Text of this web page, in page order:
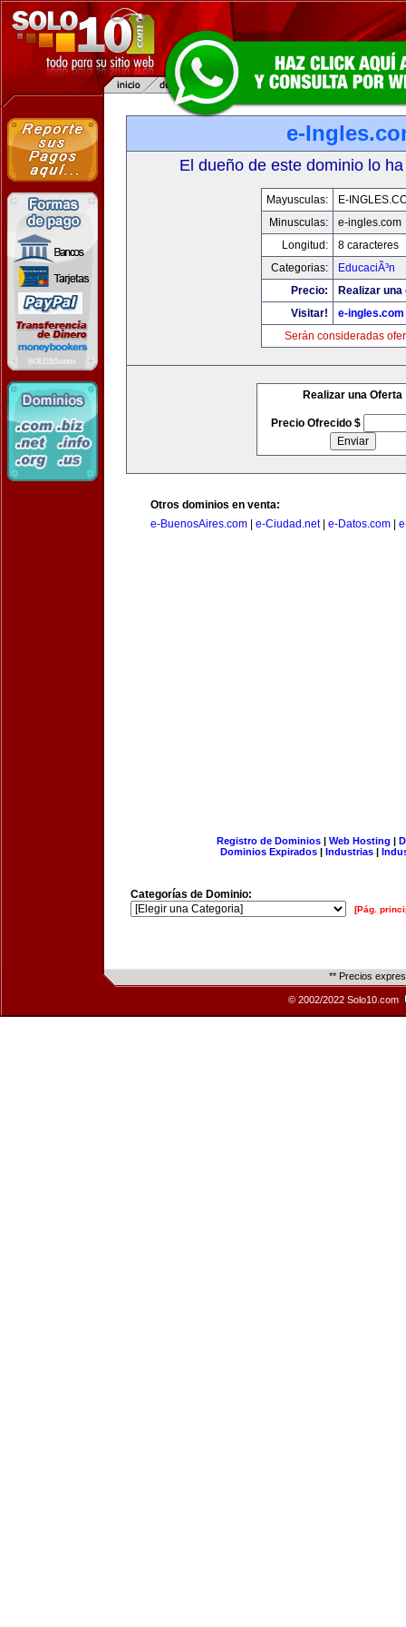
e-
El dueño de este dominio lo
Mayusculas:
E-
Minusculas:
e-ingles.com
Longitud:
8 caracteres
Categorias:
EducaciÃ³n
Precio:
Realizar
Visitar!
e-ingles.com
Serán consideradas
Realizar una Oferta
Precio Ofrecido $
Otros dominios en venta:
e-BuenosAires.com
e-Ciudad.net| e-Datos.com
Registro de Dominios| Web Hosting |
Dominios Expirados | Industrias |
Categorías de Dominio:
[Pág.
** Precios
© 2002/2022 Solo10.com